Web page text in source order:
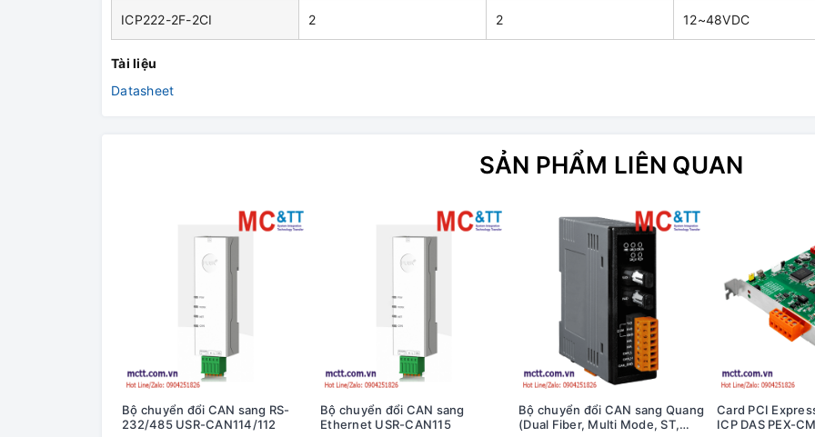
ICP222-2F-2CI 2 2 12~48VDC
Tài liệu
Datasheet
SẢN PHẨM LIÊN QUAN
Bộ chuyển đổi CAN sang RS-
232/485 USR-CAN114/112
Bộ chuyển đổi CAN sang
Ethernet USR-CAN115
Bộ chuyển đổi CAN sang Quang
(Dual Fiber, Multi Mode, ST,
Card PCI
ICP DAS PEX-